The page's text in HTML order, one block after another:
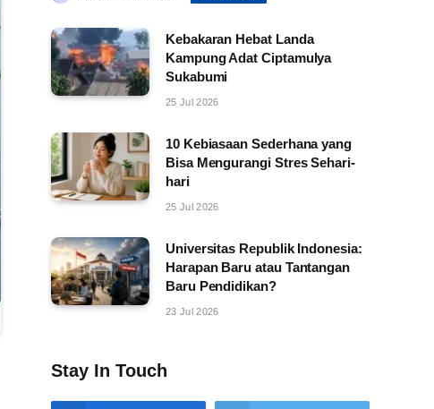
Kebakaran Hebat Landa
Kampung Adat Ciptamulya
Sukabumi
25 Jul 2026
10 Kebiasaan Sederhana yang
Bisa Mengurangi Stres Sehari-
hari
25 Jul 2026
Universitas Republik Indonesia:
Harapan Baru atau Tantangan
Baru Pendidikan?
23 Jul 2026
Stay In Touch